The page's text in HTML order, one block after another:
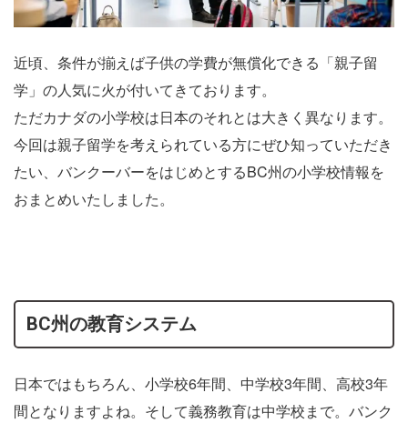
近頃、条件が揃えば子供の学費が無償化できる「親子留
学」の人気に火が付いてきております。
ただカナダの小学校は日本のそれとは大きく異なります。
今回は親子留学を考えられている方にぜひ知っていただき
たい、バンクーバーをはじめとするBC州の小学校情報を
おまとめいたしました。
BC州の教育システム
日本ではもちろん、小学校6年間、中学校3年間、高校3年
間となりますよね。そして義務教育は中学校まで。バンク